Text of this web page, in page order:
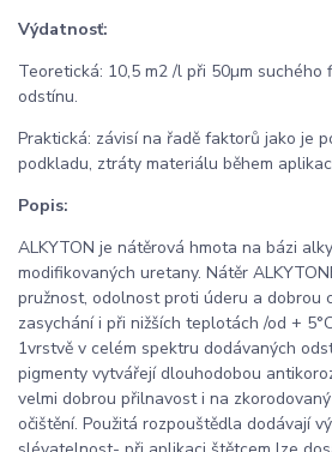
Výdatnosť:
Teoretická: 10,5 m2 /l při 50µm suchého
odstínu.
Praktická: závisí na řadě faktorů jako je
podkladu, ztráty materiálu během
Popis:
ALKYTON je nátěrová hmota na bázi
modifikovaných uretany. Nátěr
pružnost, odolnost proti úderu a dobrou
zasychání i při nižších teplotách /od +
1vrstvě v celém spektru dodávaných
pigmenty vytvářejí dlouhodobou
velmi dobrou přilnavost i na
očištění. Použitá rozpouštědla dodávají